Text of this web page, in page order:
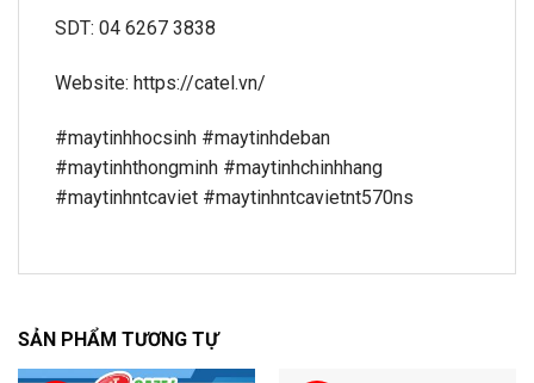
SDT: 04 6267 3838
Website: https://catel.vn/
#maytinhhocsinh #maytinhdeban
#maytinhthongminh #maytinhchinhhang
#maytinhntcaviet #maytinhntcavietnt570ns
SẢN PHẨM TƯƠNG TỰ